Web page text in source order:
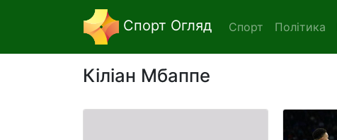
Спорт Огляд Спорт Політика
Кіліан Мбаппе